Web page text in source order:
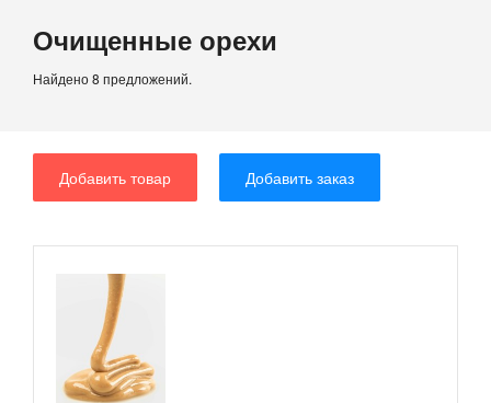
Очищенные орехи
Найдено 8 предложений.
Добавить товар Добавить заказ